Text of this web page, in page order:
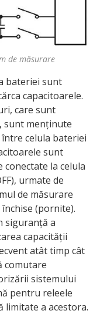
de măsurare
bateriei sunt
capacitoarele.
care sunt
sunt menținute
celula bateriei
sunt
la celula
urmate de
de măsurare
(pornite).
siguranță a
capacității
atât timp cât
comutare
sistemului
pentru releele
limitate a acestora.